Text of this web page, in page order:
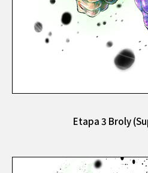
Etapa 3 Broly